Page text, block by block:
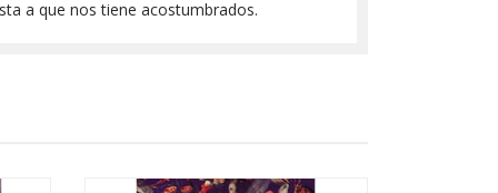
a que nos tiene acostumbrados.